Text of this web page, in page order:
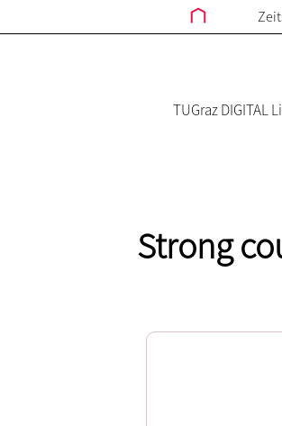
TUGraz DIGITAL
Strong